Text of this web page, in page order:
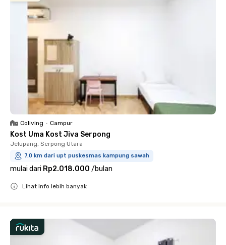
Coliving • Campur
Kost Uma Kost Jiva Serpong
Jelupang, Serpong Utara
7.0 km dari upt puskesmas kampung sawah
mulai dari Rp2.018.000 /bulan
Lihat info lebih banyak